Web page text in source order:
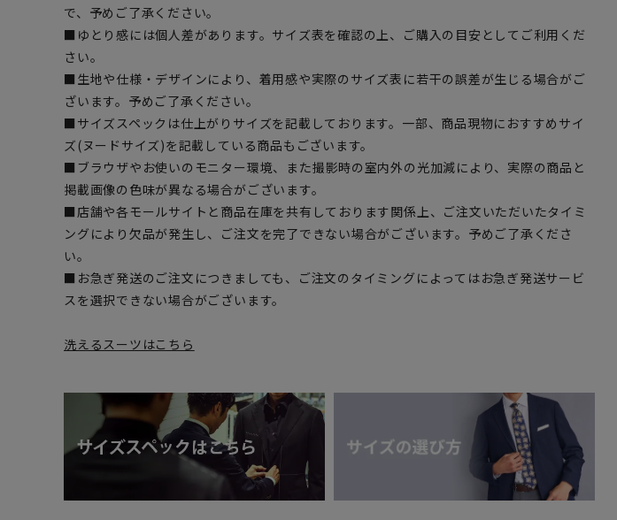
で、予めご了承ください。
■ゆとり感には個人差があります。サイズ表を確認の上、ご購入の目安としてご利用くだ
さい。
■生地や仕様・デザインにより、着用感や実際のサイズ表に若干の誤差が生じる場合がご
ざいます。予めご了承ください。
■サイズスペックは仕上がりサイズを記載しております。一部、商品現物におすすめサイ
ズ(ヌードサイズ)を記載している商品もございます。
■ブラウザやお使いのモニター環境、また撮影時の室内外の光加減により、実際の商品と
掲載画像の色味が異なる場合がございます。
■店舗や各モールサイトと商品在庫を共有しております関係上、ご注文いただいたタイミ
ングにより欠品が発生し、ご注文を完了できない場合がございます。予めご了承くださ
い。
■お急ぎ発送のご注文につきましても、ご注文のタイミングによってはお急ぎ発送サービ
スを選択できない場合がございます。
洗えるスーツはこちら